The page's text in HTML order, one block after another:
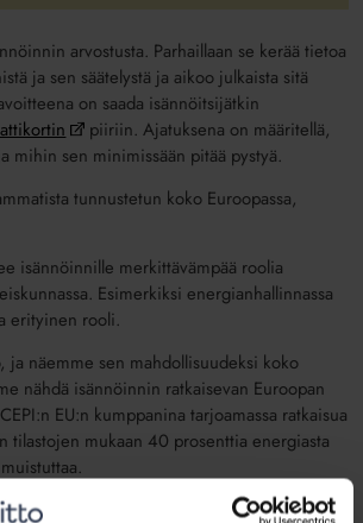
arvostusta. Parhaillaan se kerää tietoa
ja sen säätelystä ja aikoo julkaista sitä
on saada isännöitsijätkin
piiriin. Ajatuksena on määritellä,
mihin sen minimissään pitää pystyä.
tunnustetun koko Euroopassa,
isännöinnille merkittävämpää roolia
Esimerkiksi energianhallinnassa
erityinen rooli.
ja näemme sen mahdollisuudeksi koko
nähdä isännöinnin ratkaisevan Euroopan
EU:n kumppanina tarjoamassa ratkaisua
tilastojen mukaan 40 prosenttia energiasta
monissa maissa muutakin kuin